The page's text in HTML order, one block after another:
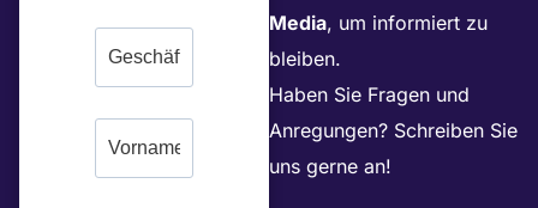
Media, um informiert zu
bleiben.
Haben Sie Fragen und
Anregungen? Schreiben Sie
uns gerne an!